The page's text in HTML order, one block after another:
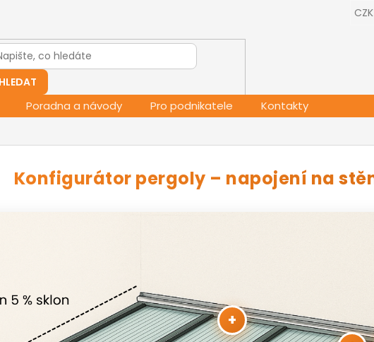
CZK
HLEDAT
Poradna a návody Pro podnikatele Kontakty
náhled - pergola napojení na stěnu